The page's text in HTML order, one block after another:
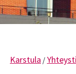
Karstula /